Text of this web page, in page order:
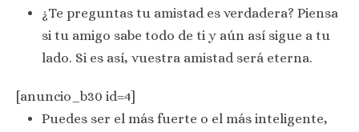
¿Te preguntas tu amistad es verdadera? Piensa
si tu amigo sabe todo de ti y aún así sigue a tu
lado. Si es así, vuestra amistad será eterna.
[anuncio_b30 id=4]
Puedes ser el más fuerte o el más inteligente,